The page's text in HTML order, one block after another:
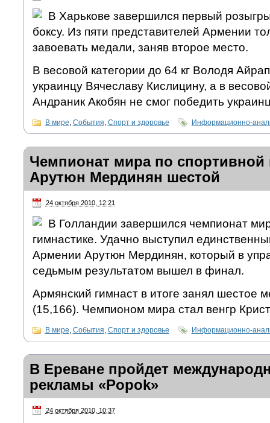
В Харькове завершился первый
боксу. Из пяти представителей Армении
завоевать медали, заняв второе место.
В весовой категории до 64 кг Володя
украинцу Вячеславу Кислицину, а в
Андраник Акобян не смог победить
В мире, События, Спорт и здоровье Информационно-
Чемпионат мира по спортивной
Арутюн Мердинян шестой
24 октября 2010, 12:21
В Голландии завершился чемпионат
гимнастике. Удачно выступил
Армении Арутюн Мердинян, который в
седьмым результатом вышел в финал.
Армянский гимнаст в итоге занял шестое
(15,166). Чемпионом мира стал венгр
В мире, События, Спорт и здоровье Информационно-
В Ереване пройдет
рекламы «Popok»
24 октября 2010, 10:37